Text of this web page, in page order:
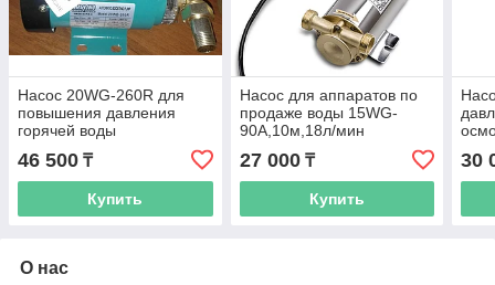
Насос 20WG-260R для
повышения давления
горячей воды
46 500 ₸
Купить
Насос для аппаратов по
продаже воды 15WG-
90A,10м,18л/мин
27 000₸
Купить
30
О нас